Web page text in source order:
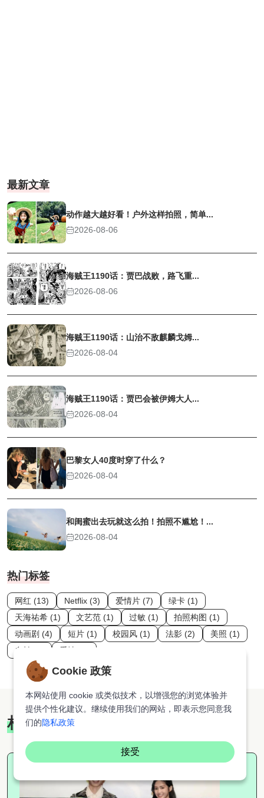
最新文章
动作越大越好看！户外这样拍照，简单...
2026-08-06
海贼王1190话：贾巴战败，路飞重...
2026-08-06
海贼王1190话：山治不敌麒麟戈姆...
2026-08-04
海贼王1190话：贾巴会被伊姆大人...
2026-08-04
巴黎女人40度时穿了什么？
2026-08-04
和闺蜜出去玩就这么拍！拍照不尴尬！...
2026-08-04
热门标签
网红 (13) Netflix (3) 爱情片 (7)
绿卡 (1)
天海祐希 (1)
文艺范 (1) 过敏 (1)
拍照构图 (1)
动画剧 (4)
短片 (1) 校园风 (1) 法影 (2)
美照 (1)
自拍 (2)
爱情 (3)
相关推荐
Cookie 政策
本网站使用 cookie 或类似技术，以增强您的浏览体验并
提供个性化建议。继续使用我们的网站，即表示您同意我
们的隐私政策
接受